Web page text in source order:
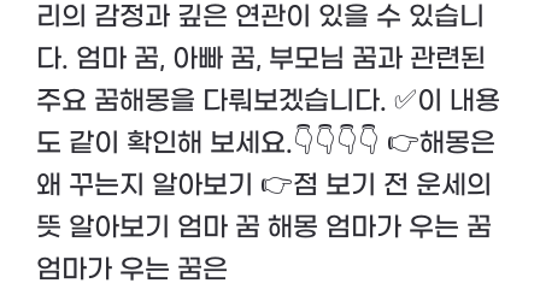
리의 감정과 깊은 연관이 있을 수 있습니
다. 엄마 꿈, 아빠 꿈, 부모님 꿈과 관련된
주요 꿈해몽을 다뤄보겠습니다. ✅이 내용
도 같이 확인해 보세요.👇👇👇👇 👉해몽은
왜 꾸는지 알아보기 👉점 보기 전 운세의
뜻 알아보기 엄마 꿈 해몽 엄마가 우는 꿈
엄마가 우는 꿈은